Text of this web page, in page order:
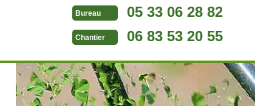
Bureau 05 33 06 28 82
Chantier 06 83 53 20 55